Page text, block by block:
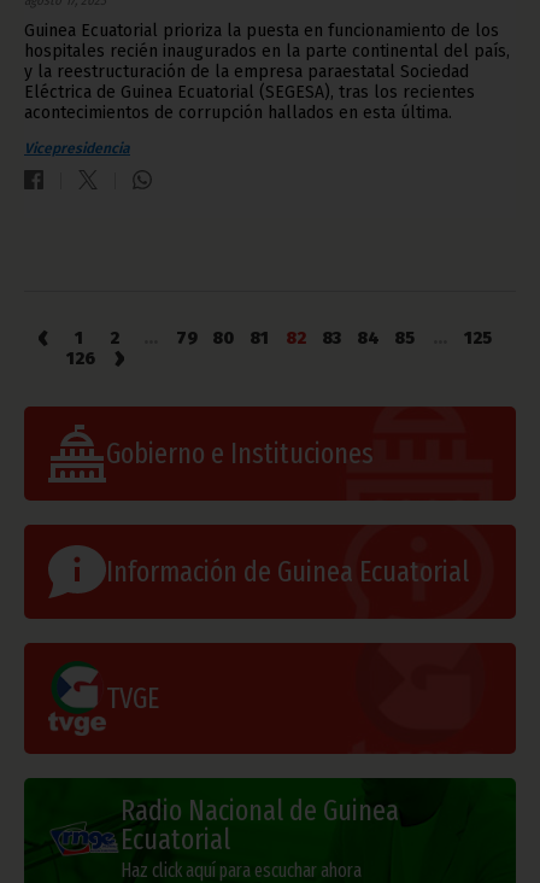
Guinea Ecuatorial prioriza la puesta en funcionamiento de los
hospitales recién inaugurados en la parte continental del país,
y la reestructuración de la empresa paraestatal Sociedad
Eléctrica de Guinea Ecuatorial (SEGESA), tras los recientes
acontecimientos de corrupción hallados en esta última.
Vicepresidencia
‹ 1 2 79 80 81 82 83 84 85
125
126
›
Gobierno e Instituciones
Información de Guinea Ecuatorial
TVGE
Radio Nacional de Guinea
Ecuatorial
Haz click aquí para escuchar ahora